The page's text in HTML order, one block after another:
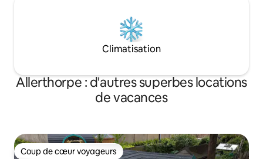
Climatisation
Allerthorpe : d'autres superbes locations
de vacances
Coup de cœur voyageurs
Coup de cœur voyageurs